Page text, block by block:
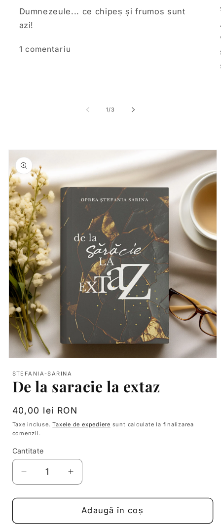
Dumnezeule... ce chipeș și frumos sunt
azi!
1 comentariu
1/din
3
despre
produs
media
într-
fereastră
modală
STEFANIA-SARINA
De la saracie la extaz
Preț
obișnuit
40,00 lei RON
Taxe incluse.Taxele de expediere sunt calculate la finalizarea
comenzii.
Cantitate
Reduceți
cantitatea
pentru
la
Creșteți
cantitatea
pentru
De
la
Adaugă în coș